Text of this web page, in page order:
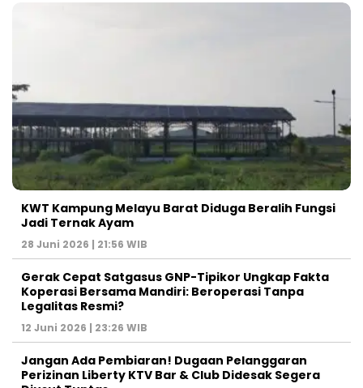
KWT Kampung Melayu Barat Diduga Beralih Fungsi
Jadi Ternak Ayam
28 Juni 2026 | 21:56 WIB
Gerak Cepat Satgasus GNP-Tipikor Ungkap Fakta
Koperasi Bersama Mandiri: Beroperasi Tanpa
Legalitas Resmi?
12 Juni 2026 | 23:26 WIB
Jangan Ada Pembiaran! Dugaan Pelanggaran
Perizinan Liberty KTV Bar & Club Didesak Segera